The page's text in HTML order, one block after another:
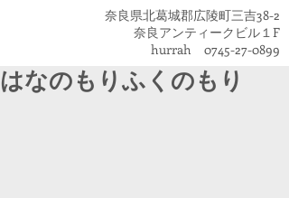
奈良県北葛城郡広陵町三吉38-2
奈良アンティークビル１F
hurrah 0745-27-0899
はなのもりふくのもり